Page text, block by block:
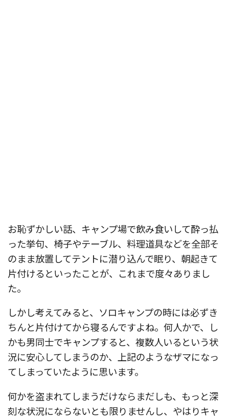
お恥ずかしい話、キャンプ場で飲み食いして酔っ払
った挙句、椅子やテーブル、料理道具などを全部そ
のまま放置してテントに潜り込んで眠り、朝起きて
片付けるといったことが、これまで度々ありまし
た。
しかし考えてみると、ソロキャンプの時には必ずき
ちんと片付けてから寝るんですよね。何人かで、し
かも男同士でキャンプすると、複数人いるという状
況に安心してしまうのか、上記のようなザマになっ
てしまっていたように思います。
何かを盗まれてしまうだけならまだしも、もっと深
刻な状況にならないとも限りませんし、やはりキャ